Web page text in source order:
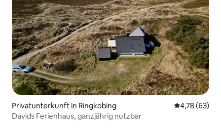
Privatunterkunft in Ringkobing
4,78 (63)
Davids Ferienhaus, ganzjährig nutzbar